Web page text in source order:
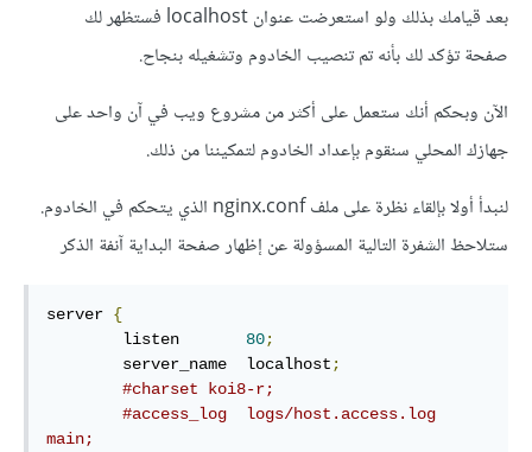
بعد قيامك بذلك ولو استعرضت عنوان localhost فستظهر لك
صفحة تؤكد لك بأنه تم تنصيب الخادوم وتشغيله بنجاح.
الآن وبحكم أنك ستعمل على أكثر من مشروع ويب في آن واحد على
جهازك المحلي سنقوم بإعداد الخادوم لتمكيننا من ذلك.
لنبدأ أولا بإلقاء نظرة على ملف nginx.conf الذي يتحكم في الخادوم.
ستلاحظ الشفرة التالية المسؤولة عن إظهار صفحة البداية آنفة الذكر
server {
        listen
80;
        server_name  localhost
;
#charset koi8-r;
#access_log  logs/host.access.log
main;